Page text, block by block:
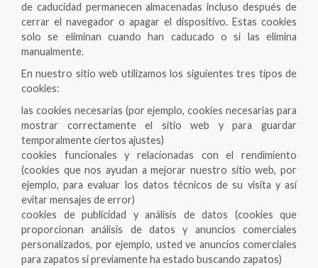
de caducidad permanecen almacenadas incluso después de
cerrar el navegador o apagar el dispositivo. Estas cookies
solo se eliminan cuando han caducado o si las elimina
manualmente.
En nuestro sitio web utilizamos los siguientes tres tipos de
cookies:
las cookies necesarias (por ejemplo, cookies necesarias para
mostrar correctamente el sitio web y para guardar
temporalmente ciertos ajustes)
cookies funcionales y relacionadas con el rendimiento
(cookies que nos ayudan a mejorar nuestro sitio web, por
ejemplo, para evaluar los datos técnicos de su visita y así
evitar mensajes de error)
cookies de publicidad y análisis de datos (cookies que
proporcionan análisis de datos y anuncios comerciales
personalizados, por ejemplo, usted ve anuncios comerciales
para zapatos si previamente ha estado buscando zapatos)